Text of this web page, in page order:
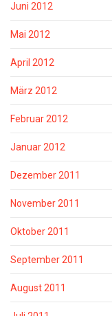
Juni 2012
Mai 2012
April 2012
März 2012
Februar 2012
Januar 2012
Dezember 2011
November 2011
Oktober 2011
September 2011
August 2011